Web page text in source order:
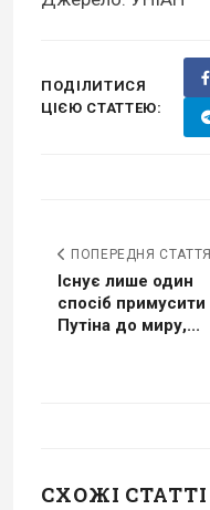
ПОДІЛИТИСЯ
ЦІЄЮ СТАТТЕЮ:
ПОПЕРЕДНЯ СТАТТЯ
Існує лише один
спосіб примусити
Путіна до миру,...
СХОЖІ СТАТТІ